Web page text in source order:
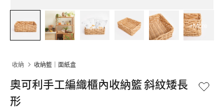
+More
收納 收納籃｜面紙盒
奧可利手工編織櫃內收納籃 斜紋矮長
形